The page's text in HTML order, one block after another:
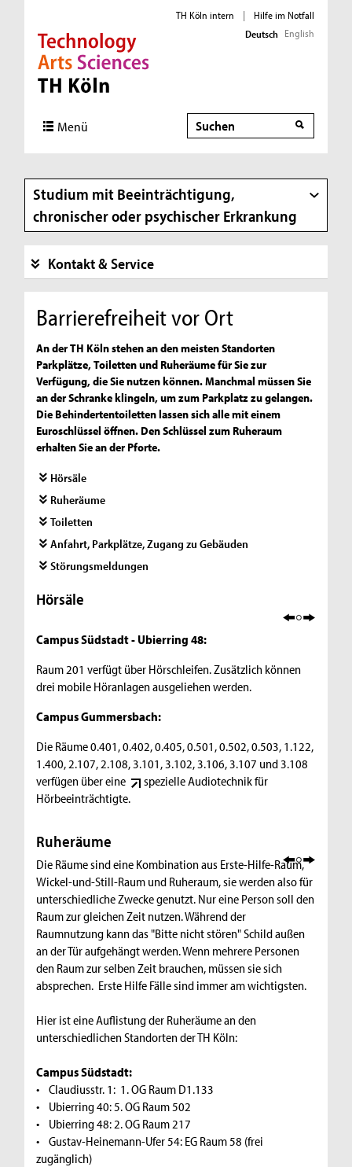
Direkt zur Hauptnavigation
Direkt zur Subnavigation
Direkt zum Inhalt
Direkt zum Fußbereich
TH Köln intern |
Hilfe im Notfall
Deutsch English
Menü Suche
Studium mit Beeinträchtigung,
chronischer oder psychischer Erkrankung
Kontakt & Service
Barrierefreiheit vor Ort
An der TH Köln stehen an den meisten Standorten
Parkplätze, Toiletten und Ruheräume für Sie zur
Verfügung, die Sie nutzen können. Manchmal müssen Sie
an der Schranke klingeln, um zum Parkplatz zu gelangen.
Die Behindertentoiletten lassen sich alle mit einem
Euroschlüssel öffnen. Den Schlüssel zum Ruheraum
erhalten Sie an der Pforte.
Hörsäle
Ruheräume
Toiletten
Anfahrt, Parkplätze, Zugang zu Gebäuden
Störungsmeldungen
Hörsäle
Campus Südstadt - Ubierring 48:
Raum 201 verfügt über Hörschleifen. Zusätzlich können
drei mobile Höranlagen ausgeliehen werden.
Campus Gummersbach:
Die Räume 0.401, 0.402, 0.405, 0.501, 0.502, 0.503, 1.122,
1.400, 2.107, 2.108, 3.101, 3.102, 3.106, 3.107 und 3.108
verfügen über eine
spezielle Audiotechnik für
Hörbeeinträchtigte.
Ruheräume
Die Räume sind eine Kombination aus Erste-Hilfe-Raum,
Wickel-und-Still-Raum und Ruheraum, sie werden also für
unterschiedliche Zwecke genutzt. Nur eine Person soll den
Raum zur gleichen Zeit nutzen. Während der
Raumnutzung kann das "Bitte nicht stören" Schild außen
an der Tür aufgehängt werden. Wenn mehrere Personen
den Raum zur selben Zeit brauchen, müssen sie sich
absprechen. Erste Hilfe Fälle sind immer am wichtigsten.
Hier ist eine Auflistung der Ruheräume an den
unterschiedlichen Standorten der TH Köln:
Campus Südstadt:
• Claudiusstr. 1: 1. OG Raum D1.133
• Ubierring 40: 5. OG Raum 502
• Ubierring 48: 2. OG Raum 217
• Gustav-Heinemann-Ufer 54: EG Raum 58 (frei
zugänglich)